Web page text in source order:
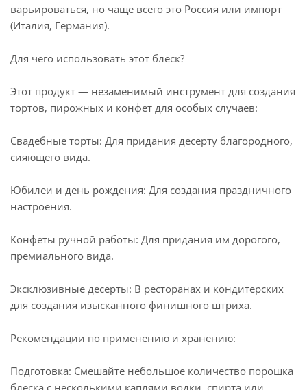
варьироваться, но чаще всего это Россия или импорт
(Италия, Германия).
Для чего использовать этот блеск?
Этот продукт — незаменимый инструмент для создания
тортов, пирожных и конфет для особых случаев:
Свадебные торты: Для придания десерту благородного,
сияющего вида.
Юбилеи и день рождения: Для создания праздничного
настроения.
Конфеты ручной работы: Для придания им дорогого,
премиального вида.
Эксклюзивные десерты: В ресторанах и кондитерских
для создания изысканного финишного штриха.
Рекомендации по применению и хранению:
Подготовка: Смешайте небольшое количество порошка
блеска с несколькими каплями водки, спирта или